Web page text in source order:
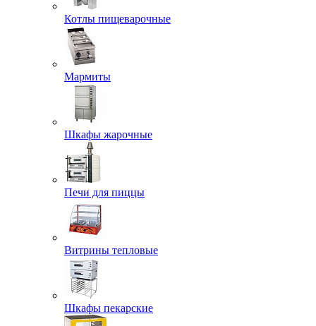
Котлы пищеварочные
Мармиты
Шкафы жарочные
Печи для пиццы
Витрины тепловые
Шкафы пекарские